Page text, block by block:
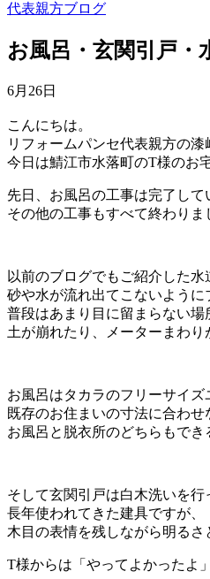
代表親方ブログ
お風呂・玄関引戸・
6月26日
こんにちは。
リフォームパンセ代表親方の漆
今日は鯖江市水落町のT様のお
先日、お風呂の工事は完了して
その他の工事もすべて終わりま
以前のブログでもご紹介した水
砂や水が流れ出てこないように
普段はあまり目に留まらない場
土が崩れたり、メーターまわり
お風呂はタカラのフリーサイズ
既存のお住まいの寸法に合わせ
お風呂と脱衣所のどちらもでき
そして玄関引戸は白木洗いを行
長年使われてきた建具ですが、
木目の表情を残しながら明るさ
T様からは「やってよかったよ